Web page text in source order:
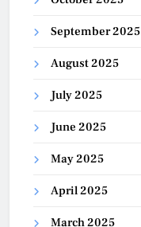
September 2025
August 2025
July 2025
June 2025
May 2025
April 2025
March 2025